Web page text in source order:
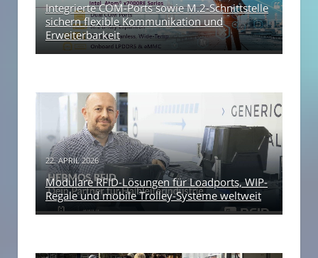
Integrierte COM-Ports sowie M.2-Schnittstelle
sichern flexible Kommunikation und
Erweiterbarkeit
22. APRIL 2026
Modulare RFID-Lösungen für Loadports, WIP-
Regale und mobile Trolley-Systeme weltweit